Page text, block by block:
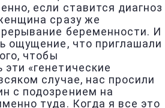
если ставится диагноз
сразу же
беременности. И
ощущение, что приглашали
чтобы
«генетические
случае, нас просили
с подозрением на
туда. Когда я все это